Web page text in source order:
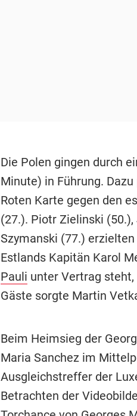
Die Polen gingen durch
Minute) in Führung.
Roten Karte gegen den
(27.). Piotr Zielinski
Szymanski (77.)
Estlands Kapitän Karol
Pauli unter Vertrag
Gäste sorgte Martin
Beim Heimsieg der
Maria Sanchez im
Ausgleichstreffer der
Betrachten der